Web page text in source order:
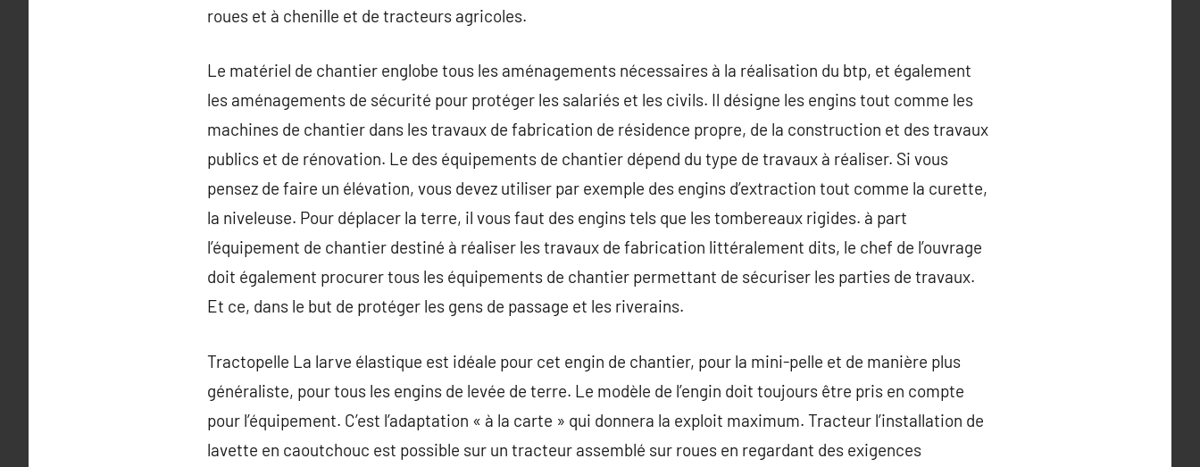
roues et à chenille et de tracteurs agricoles.
Le matériel de chantier englobe tous les aménagements nécessaires à la réalisation du btp, et également
les aménagements de sécurité pour protéger les salariés et les civils. Il désigne les engins tout comme les
machines de chantier dans les travaux de fabrication de résidence propre, de la construction et des travaux
publics et de rénovation. Le des équipements de chantier dépend du type de travaux à réaliser. Si vous
pensez de faire un élévation, vous devez utiliser par exemple des engins d’extraction tout comme la curette,
la niveleuse. Pour déplacer la terre, il vous faut des engins tels que les tombereaux rigides. à part
l’équipement de chantier destiné à réaliser les travaux de fabrication littéralement dits, le chef de l’ouvrage
doit également procurer tous les équipements de chantier permettant de sécuriser les parties de travaux.
Et ce, dans le but de protéger les gens de passage et les riverains.
Tractopelle La larve élastique est idéale pour cet engin de chantier, pour la mini-pelle et de manière plus
généraliste, pour tous les engins de levée de terre. Le modèle de l’engin doit toujours être pris en compte
pour l’équipement. C’est l’adaptation « à la carte » qui donnera la exploit maximum. Tracteur l’installation de
lavette en caoutchouc est possible sur un tracteur assemblé sur roues en regardant des exigences